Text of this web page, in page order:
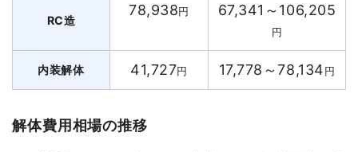
RC造
78,938円 67,341～106,205
円
内装解体 41,727円 17,778～78,134円
解体費用相場の推移